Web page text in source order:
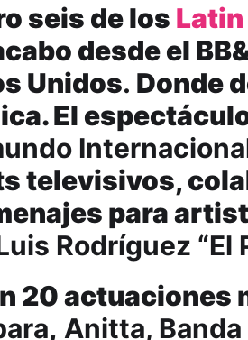
seis de los
desde el
Unidos. Donde
El
televisivos,
para
Rodríguez “El
20 actuaciones
, Anitta, Banda